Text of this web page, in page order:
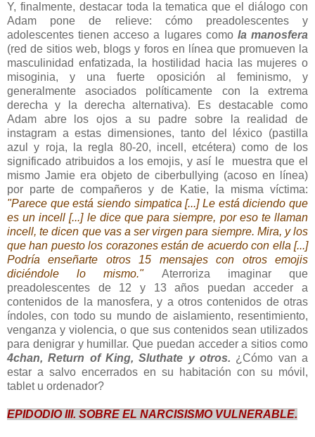
Y, finalmente, destacar toda la tematica que el diálogo con
Adam pone de relieve: cómo preadolescentes y
adolescentes tienen acceso a lugares como la manosfera
(red de sitios web, blogs y foros en línea que promueven la
masculinidad enfatizada, la hostilidad hacia las mujeres o
misoginia, y una fuerte oposición al feminismo, y
generalmente asociados políticamente con la extrema
derecha y la derecha alternativa). Es destacable como
Adam abre los ojos a su padre sobre la realidad de
instagram a estas dimensiones, tanto del léxico (pastilla
azul y roja, la regla 80-20, incell, etcétera) como de los
significado atribuidos a los emojis, y así le muestra que el
mismo Jamie era objeto de ciberbullying (acoso en línea)
por parte de compañeros y de Katie, la misma víctima:
"Parece que está siendo simpatica [...] Le está diciendo que
es un incell [...] le dice que para siempre, por eso te llaman
incell, te dicen que vas a ser virgen para siempre. Mira, y los
que han puesto los corazones están de acuerdo con ella [...]
Podría enseñarte otros 15 mensajes con otros emojis
diciéndole lo mismo." Aterroriza imaginar que
preadolescentes de 12 y 13 años puedan acceder a
contenidos de la manosfera, y a otros contenidos de otras
índoles, con todo su mundo de aislamiento, resentimiento,
venganza y violencia, o que sus contenidos sean utilizados
para denigrar y humillar. Que puedan acceder a sitios como
4chan, Return of King, Sluthate y otros. ¿Cómo van a
estar a salvo encerrados en su habitación con su móvil,
tablet u ordenador?
EPIDODIO III. SOBRE EL NARCISISMO VULNERABLE.